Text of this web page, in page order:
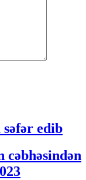
edib
cəbhəsindən